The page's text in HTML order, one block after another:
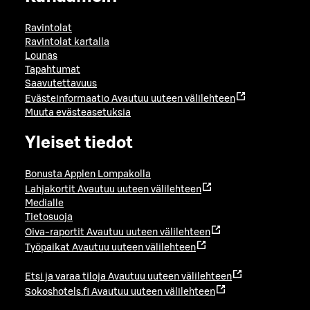
Ravintolat
Ravintolat kartalla
Lounas
Tapahtumat
Saavutettavuus
Evästeinformaatio Avautuu uuteen välilehteen
Muuta evästeasetuksia
Yleiset tiedot
Bonusta Applen Lompakolla
Lahjakortit Avautuu uuteen välilehteen
Medialle
Tietosuoja
Oiva-raportit Avautuu uuteen välilehteen
Työpaikat Avautuu uuteen välilehteen
Etsi ja varaa tiloja Avautuu uuteen välilehteen
Sokoshotels.fi Avautuu uuteen välilehteen